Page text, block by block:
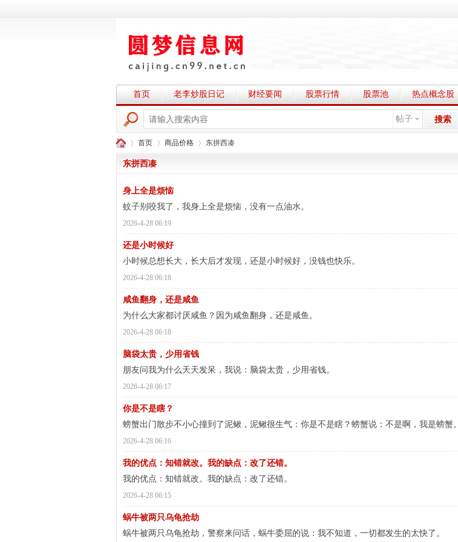
首页 老李炒股日记 财经要闻 股票行情 股票池 热点概念股
帖子 搜索
圆 ›
首页
›
商品价格 东拼西凑
东拼西凑
身上全是烦恼
蚊子别咬我了，我身上全是烦恼，没有一点油水。
2026-4-28 06:19
还是小时候好
小时候总想长大，长大后才发现，还是小时候好，没钱也快乐。
2026-4-28 06:18
咸鱼翻身，还是咸鱼
为什么大家都讨厌咸鱼？因为咸鱼翻身，还是咸鱼。
2026-4-28 06:18
脑袋太贵，少用省钱
朋友问我为什么天天发呆，我说：脑袋太贵，少用省钱。
2026-4-28 06:17
你是不是瞎？
螃蟹出门散步不小心撞到了泥鳅，泥鳅很生气：你是不是瞎？螃蟹说：不是啊，我是螃蟹。
2026-4-28 06:16
我的优点：知错就改。我的缺点：改了还错。
我的优点：知错就改。我的缺点：改了还错。
2026-4-28 06:15
蜗牛被两只乌龟抢劫
蜗牛被两只乌龟抢劫，警察来问话，蜗牛委屈的说：我不知道，一切都发生的太快了。